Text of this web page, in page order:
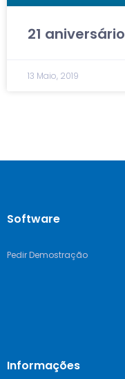
21 aniversário
13 Maio, 2019
Software
Pedir Demostração
Informações